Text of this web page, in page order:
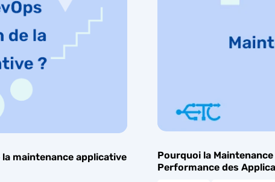
maintenance applicative
Pourquoi la
Performance des